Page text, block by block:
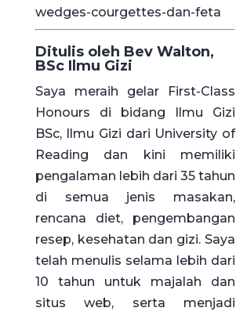
wedges-courgettes-dan-feta
Ditulis oleh Bev Walton,
BSc Ilmu Gizi
Saya meraih gelar First-Class
Honours di bidang Ilmu Gizi
BSc, Ilmu Gizi dari University of
Reading dan kini memiliki
pengalaman lebih dari 35 tahun
di semua jenis masakan,
rencana diet, pengembangan
resep, kesehatan dan gizi. Saya
telah menulis selama lebih dari
10 tahun untuk majalah dan
situs web, serta menjadi